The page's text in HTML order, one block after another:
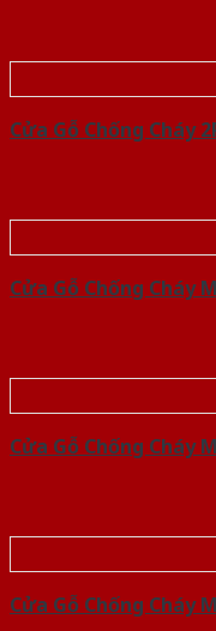
Cửa Gỗ Chống Cháy
Cửa Gỗ Chống Cháy
Cửa Gỗ Chống Cháy
Cửa Gỗ Chống Cháy